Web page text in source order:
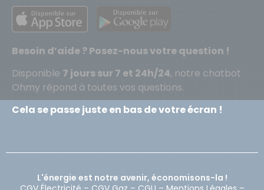
Besoin d’aide ? Posez-nous votre question !
Disponible 7 jours sur 7 et 24h/24, notre chatbot
Ohmy répond à toutes vos questions.
Cela se passe juste en bas de votre écran !
L'énergie est notre avenir, économisons-la !